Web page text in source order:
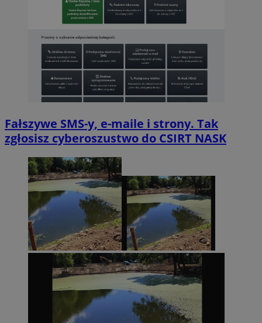
Fałszywe SMS-y, e-maile i strony. Tak
zgłosisz cyberoszustwo do CSIRT NASK